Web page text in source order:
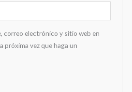
correo electrónico y sitio web en
próxima vez que haga un